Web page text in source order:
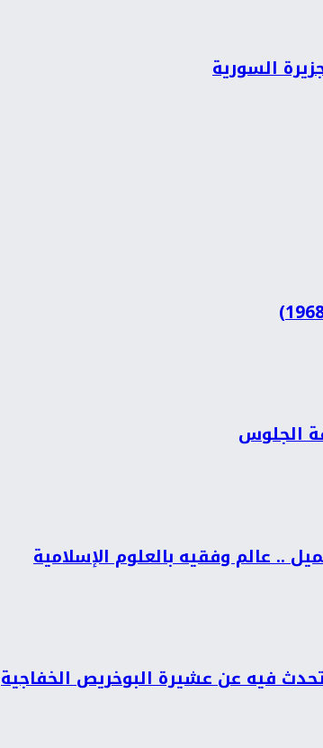
السورية
الجلوس
.. عالم وفقيه بالعلوم الإسلامية
فيه عن عشيرة البوخريص الخفاجية